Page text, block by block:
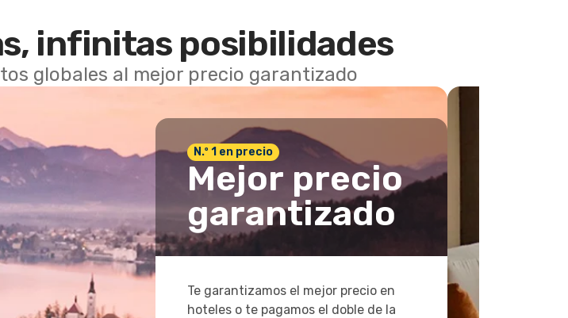
infinitas posibilidades
globales al mejor precio garantizado
N.º 1 en precio
Mejor precio
garantizado
Te garantizamos el mejor precio en
hoteles o te pagamos el doble de la